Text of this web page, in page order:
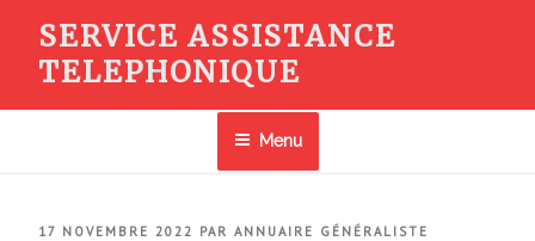
contenu
SERVICE ASSISTANCE
TELEPHONIQUE
Menu
PUBLIÉ
17 NOVEMBRE 2022 PAR ANNUAIRE GÉNÉRALISTE